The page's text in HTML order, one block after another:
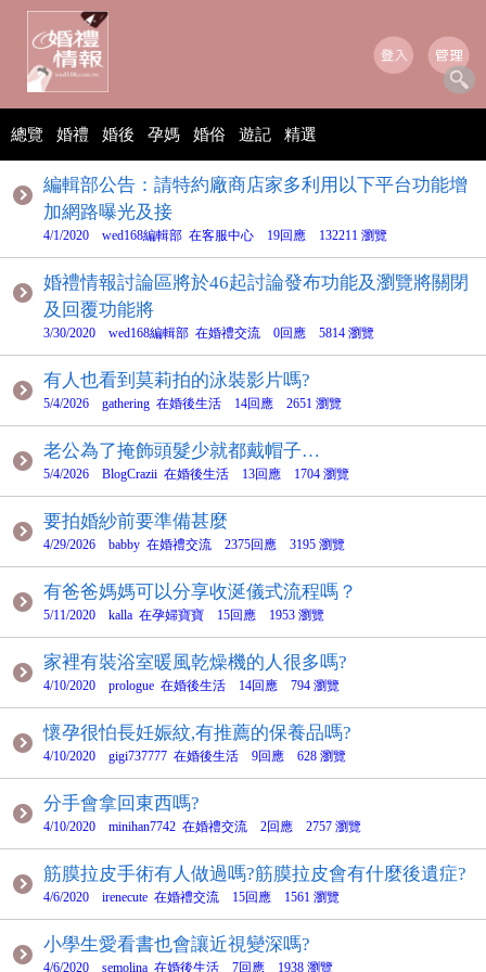
總覽 婚禮 婚後 孕媽 婚俗 遊記 精選
編輯部公告：請特約廠商店家多利用以下平台功能增
加網路曝光及接
4/1/2020 wed168編輯部 在客服中心 19回應 132211 瀏覽
婚禮情報討論區將於46起討論發布功能及瀏覽將關閉
及回覆功能將
3/30/2020 wed168編輯部 在婚禮交流 0回應 5814 瀏覽
有人也看到莫莉拍的泳裝影片嗎?
5/4/2026 gathering 在婚後生活 14回應 2651 瀏覽
老公為了掩飾頭髮少就都戴帽子…
5/4/2026 BlogCrazii 在婚後生活 13回應 1704 瀏覽
要拍婚紗前要準備甚麼
4/29/2026 babby 在婚禮交流 2375回應 3195 瀏覽
有爸爸媽媽可以分享收涎儀式流程嗎？
5/11/2020 kalla 在孕婦寶寶 15回應 1953 瀏覽
家裡有裝浴室暖風乾燥機的人很多嗎?
4/10/2020 prologue 在婚後生活 14回應 794 瀏覽
懷孕很怕長妊娠紋,有推薦的保養品嗎?
4/10/2020 gigi737777 在婚後生活 9回應 628 瀏覽
分手會拿回東西嗎?
4/10/2020 minihan7742 在婚禮交流 2回應 2757 瀏覽
筋膜拉皮手術有人做過嗎?筋膜拉皮會有什麼後遺症?
4/6/2020 irenecute 在婚禮交流 15回應 1561 瀏覽
小學生愛看書也會讓近視變深嗎?
4/6/2020 semolina 在婚後生活 7回應 1938 瀏覽